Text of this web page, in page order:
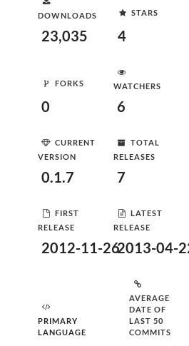
DOWNLOADS
23,035
STARS
4
FORKS
0
WATCHERS
6
CURRENT
VERSION
0.1.7
TOTAL
RELEASES
7
FIRST
RELEASE
2012-11-26
LATEST
RELEASE
2013-04-
PRIMARY
LANGUAGE
AVERAGE
DATE OF
LAST 50
COMMITS